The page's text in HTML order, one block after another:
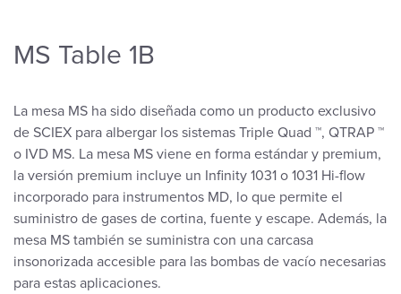
MS Table 1B
La mesa MS ha sido diseñada como un producto exclusivo
de SCIEX para albergar los sistemas Triple Quad ™, QTRAP ™
o IVD MS. La mesa MS viene en forma estándar y premium,
la versión premium incluye un Infinity 1031 o 1031 Hi-flow
incorporado para instrumentos MD, lo que permite el
suministro de gases de cortina, fuente y escape. Además, la
mesa MS también se suministra con una carcasa
insonorizada accesible para las bombas de vacío necesarias
para estas aplicaciones.